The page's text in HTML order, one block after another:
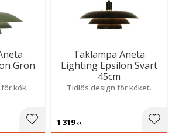
Grön
kök.
Lägg till i favoriter
Taklampa Aneta
Lighting Epsilon Svart
45cm
Tidlös design för köket.
1 319KR